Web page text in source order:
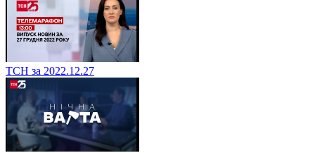
ТСН за 2022.12.27